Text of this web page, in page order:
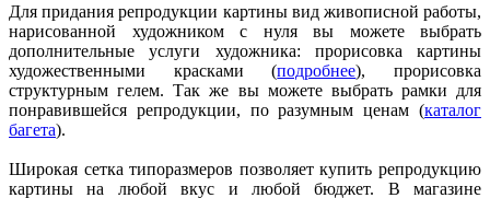
Для придания репродукции картины вид живописной работы,
нарисованной художником с нуля вы можете выбрать
дополнительные услуги художника: прорисовка картины
художественными красками (подробнее), прорисовка
структурным гелем. Так же вы можете выбрать рамки для
понравившейся репродукции, по разумным ценам (каталог
багета).
Широкая сетка типоразмеров позволяет купить репродукцию
картины на любой вкус и любой бюджет. В магазине